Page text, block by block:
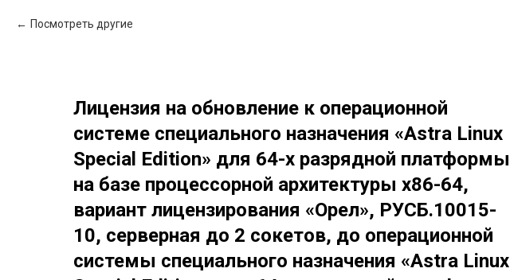
Посмотреть другие
Лицензия на обновление к операционной
системе специального назначения «Astra Linux
Special Edition» для 64-х разрядной платформы
на базе процессорной архитектуры х86-64,
вариант лицензирования «Орел», РУСБ.10015-
10, серверная до 2 сокетов, до операционной
системы специального назначения «Astra Linux